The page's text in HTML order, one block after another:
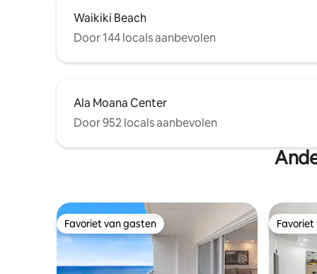
Waikiki Beach
Door 144 locals aanbevolen
Ala Moana Center
Door 952 locals aanbevolen
Favoriet van gasten
Favoriet van gasten